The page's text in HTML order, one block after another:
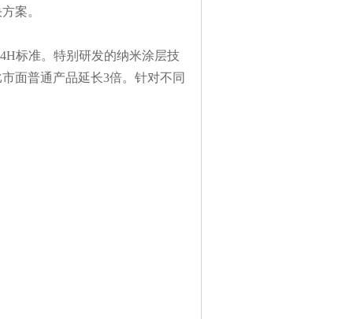
案。
标准。特别研发的纳米涂层技
面普通产品延长3倍。针对不同